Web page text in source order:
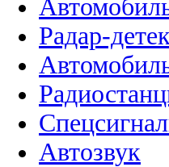
Радар-
Автозвук